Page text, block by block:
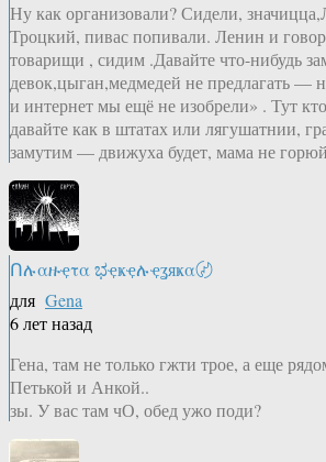
Ну как организовали? Сидели,
Троцкий, пивас попивали. Ленин и
товарищи , сидим .Давайте что-нибудь
девок,цыган,медмедей не предлагать —
и интернет мы ещё не изобрели» . Тут
давайте как в штатах или лягушатнии,
замутим — движуха будет, мама не
Ոሉαዙҿτα ಭҿҝҿሉҿʓяҝα〄
для Gena
6 лет назад
Гена, там не только гжти трое, а еще
Петькой и Анкой..
зы. У вас там чО, обед ужо поди?